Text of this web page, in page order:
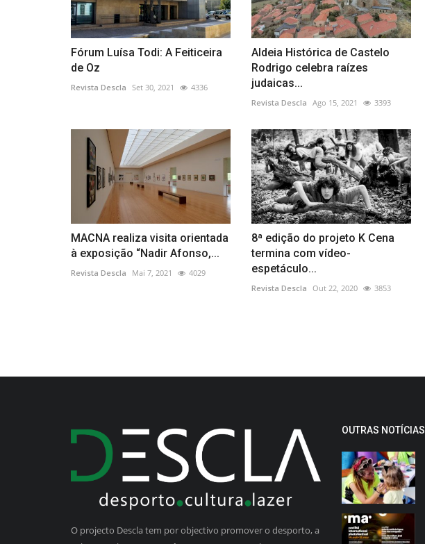
Fórum Luísa Todi: A Feiticeira
de Oz
Revista Descla Set 30, 2021 4336
Aldeia Histórica de Castelo
Rodrigo celebra raízes
judaicas...
Revista Descla Ago 15, 2021 3393
MACNA realiza visita orientada
à exposição “Nadir Afonso,...
Revista Descla Mai 7, 2021 4029
8ª edição do projeto K Cena
termina com vídeo-
espetáculo...
Revista Descla Out 22, 2020 3853
O projecto Descla tem por objectivo promover o desporto, a
OUTRAS NOTÍCIAS